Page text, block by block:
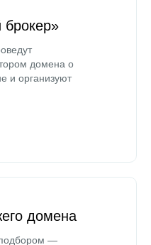
домена о
и организуют
домена
подбором —